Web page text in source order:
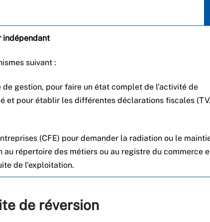
indépendant
suivant :
gestion, pour faire un état complet de l'activité de
et pour établir les différentes déclarations fiscales
(CFE) pour demander la radiation ou le
répertoire des métiers ou au registre du commerce
de l'exploitation.
de réversion